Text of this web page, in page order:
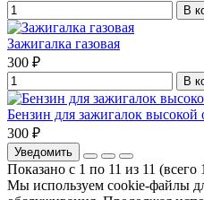
В
Зажигалка газовая
300 ₽
В
Бензин для зажигалок
300 ₽
Уведомить
Показано с 1 по 11 из 11 (всего
Мы используем cookie-файлы